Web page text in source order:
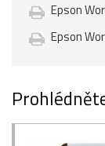
Epson
Epson